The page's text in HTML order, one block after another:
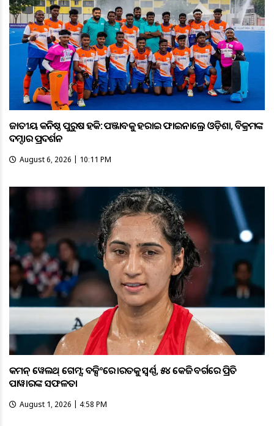
ଜାତୀୟ କନିଷ୍ଠ ପୁରୁଷ ହକି: ପଞ୍ଜାବକୁ ହରାଇ ଫାଇନାଲ୍ରେ ଓଡ଼ିଶା, ବିକ୍ରମଙ୍କ
ଦମ୍ଦାର ପ୍ରଦର୍ଶନ
August 6, 2026 | 10:11 PM
କମନ୍ ୱେଲଥ୍ ଗେମ୍ସ: ବକ୍ସିଂରେ ଭାରତକୁ ସ୍ବର୍ଣ୍ଣ, ୫୪ କେଜି ବର୍ଗରେ ପ୍ରିତି
ପାୱାରଙ୍କ ସଫଳତା
August 1, 2026 | 4:58 PM